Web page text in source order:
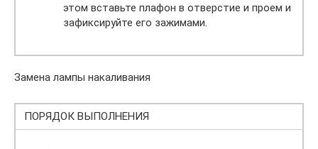
этом вставьте плафон в отверстие и проем и
зафиксируйте его зажимами.
Замена лампы накаливания
ПОРЯДОК ВЫПОЛНЕНИЯ